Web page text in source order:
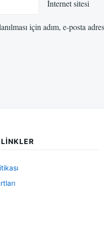
İnternet sitesi
için adım, e-posta